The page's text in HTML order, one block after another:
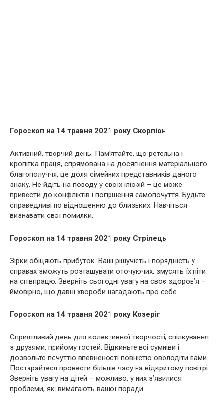
Гороскоп на 14 травня 2021 року Скорпіон
Активний, творчий день. Пам’ятайте, що ретельна і
кропітка праця, спрямована на досягнення матеріального
благополуччя, це доля сімейних представників даного
знаку. Не йдіть на поводу у своїх ілюзій – це може
привести до конфліктів і погіршення самопочуття. Будьте
справедливі по відношенню до близьких. Навчіться
визнавати свої помилки.
Гороскоп на 14 травня 2021 року Стрілець
Зірки обіцяють прибуток. Ваші рішучість і порядність у
справах зможуть розташувати оточуючих, змусять їх піти
на співпрацю. Зверніть сьогодні увагу на своє здоров’я –
ймовірно, що давні хвороби нагадають про себе.
Гороскоп на 14 травня 2021 року Козеріг
Сприятливий день для колективної творчості, спілкування
з друзями, прийому гостей. Відкиньте всі сумніви і
дозвольте почуттю впевненості повністю оволодіти вами.
Постарайтеся провести більше часу на відкритому повітрі.
Зверніть увагу на дітей – можливо, у них з’явилися
проблеми, які вимагають вашої поради.